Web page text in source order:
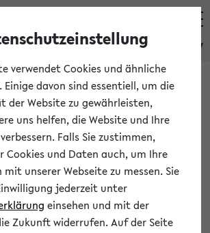
eKVV
eKVV Funktion zugreifen, die Ihnen
am System zur Verfügung
melden Sie sich an:
am eKVV
verwendet Cookies und ähnliche
Einige davon sind essentiell, um die
der Website zu gewährleisten,
uns helfen, die Website und Ihre
Falls Sie zustimmen,
Cookies und Daten auch, um Ihre
unserer Webseite zu messen. Sie
jederzeit unter
einsehen und mit der
Zukunft widerrufen. Auf der Seite